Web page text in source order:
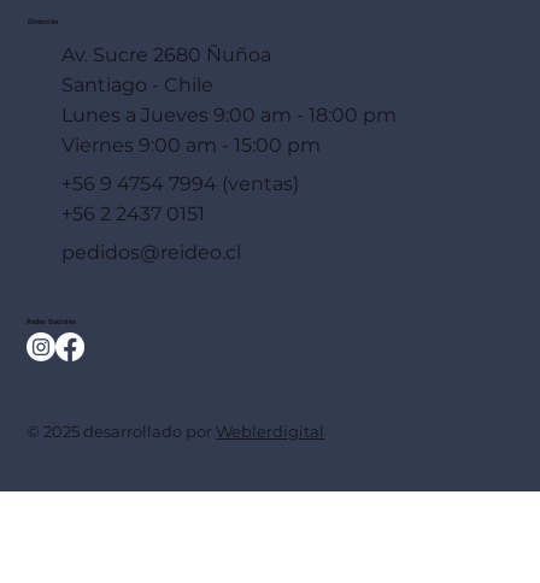
Dirección
Av. Sucre 2680 Ñuñoa
Santiago - Chile
Lunes a Jueves 9:00 am - 18:00 pm
Viernes 9:00 am - 15:00 pm
+56 9 4754 7994 (ventas)
+56 2 2437 0151
pedidos@reideo.cl
Redes Sociales
© 2025 desarrollado por Weblerdigital